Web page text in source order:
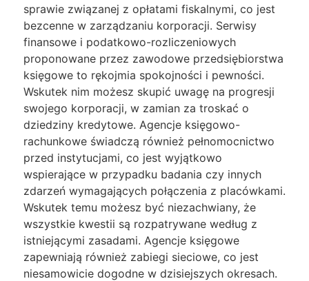
sprawie związanej z opłatami fiskalnymi, co jest
bezcenne w zarządzaniu korporacji. Serwisy
finansowe i podatkowo-rozliczeniowych
proponowane przez zawodowe przedsiębiorstwa
księgowe to rękojmia spokojności i pewności.
Wskutek nim możesz skupić uwagę na progresji
swojego korporacji, w zamian za troskać o
dziedziny kredytowe. Agencje księgowo-
rachunkowe świadczą również pełnomocnictwo
przed instytucjami, co jest wyjątkowo
wspierające w przypadku badania czy innych
zdarzeń wymagających połączenia z placówkami.
Wskutek temu możesz być niezachwiany, że
wszystkie kwestii są rozpatrywane według z
istniejącymi zasadami. Agencje księgowe
zapewniają również zabiegi sieciowe, co jest
niesamowicie dogodne w dzisiejszych okresach.